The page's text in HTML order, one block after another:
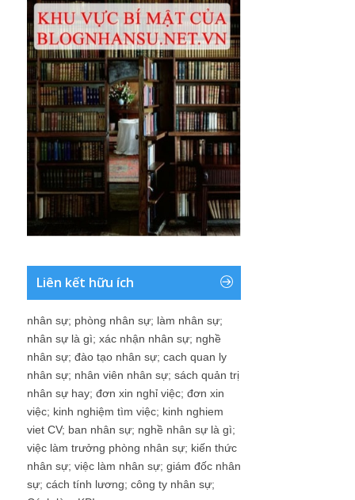
Liên kết hữu ích
nhân sự; phòng nhân sự; làm nhân sự;
nhân sự là gì; xác nhận nhân sự; nghề
nhân sự; đào tạo nhân sự; cach quan ly
nhân sự; nhân viên nhân sự; sách quản trị
nhân sự hay; đơn xin nghỉ việc; đơn xin
việc; kinh nghiệm tìm việc; kinh nghiem
viet CV; ban nhân sự; nghề nhân sự là gì;
việc làm trưởng phòng nhân sự; kiến thức
nhân sự; việc làm nhân sự; giám đốc nhân
sự; cách tính lương; công ty nhân sự;